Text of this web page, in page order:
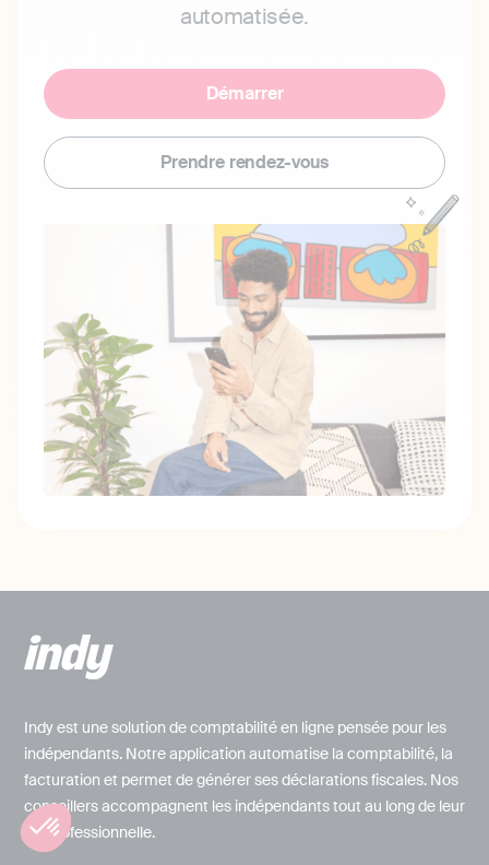
automatisée.
Démarrer
Prendre rendez-vous
Indy est une solution de comptabilité en ligne pensée pour les
indépendants. Notre application automatise la comptabilité, la
facturation et permet de générer ses déclarations fiscales. Nos
conseillers accompagnent les indépendants tout au long de leur
vie professionnelle.